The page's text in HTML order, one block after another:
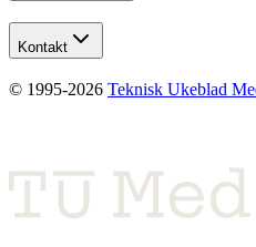
Kontakt
© 1995-2026 Teknisk Ukeblad